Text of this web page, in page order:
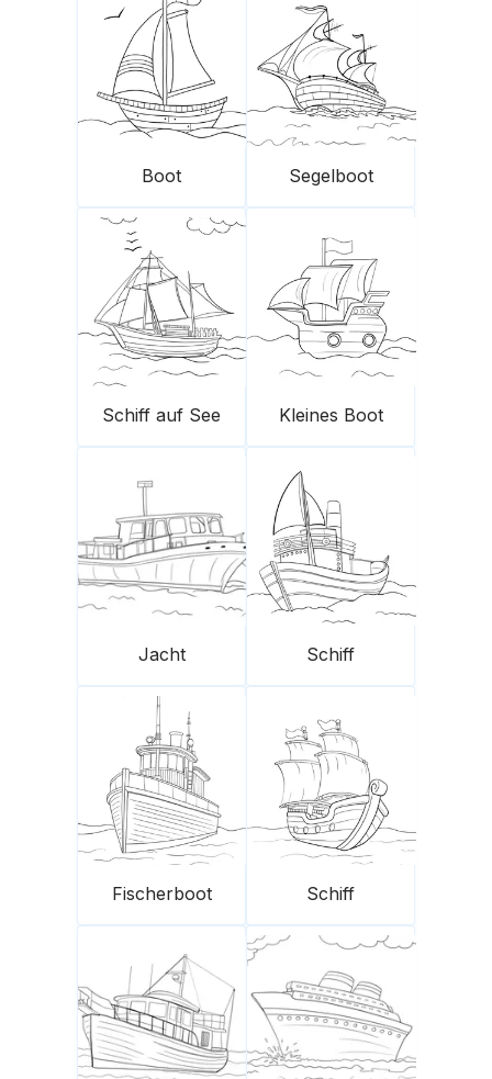
Boot Segelboot
Schiff auf See Kleines Boot
Jacht Schiff
Fischerboot Schiff